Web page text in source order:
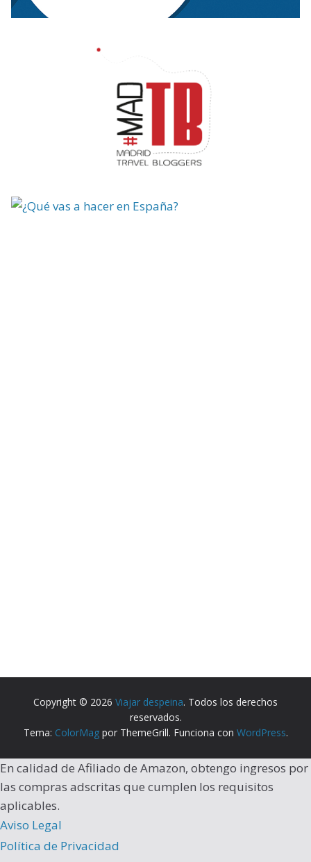
Copyright © 2026 Viajar despeina. Todos los derechos
reservados.
Tema: ColorMagpor ThemeGrill. Funciona con WordPress.
En calidad de Afiliado de Amazon, obtengo ingresos por
las compras adscritas que cumplen los requisitos
aplicables.
Aviso Legal
Política de Privacidad